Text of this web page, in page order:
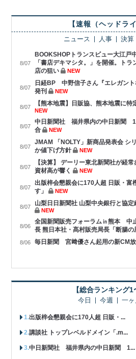
【速報（ヘッドラ
ニュース 人事 決算
8/07
BOOKSHOPトランスビュー大江
「書店デキマシタ。」を開催。ト
店の狙い
NEW
8/07
日経BP 中野信子さん『エレガン
発刊
NEW
8/07 【熊本地震】日販協、熊本地震に
NEW
8/07
中日新聞社 福井県内の中日新聞
合
NEW
8/07
JMAM 「NOLTY」新商品発表会 シ
か値下げ方針
NEW
8/07
【決算】 デーリー東北新聞社が経
資材高が響く
NEW
8/07
出版梓会懇親会に170人超 日販・富
す」
NEW
8/07 山梨日日新聞社 山梨中央銀行と協
NEW
8/06
全国新聞販売フォーラム㏌熊本 中
長 熊日本社・髙村販売局長「断腸の
8/06 毎日新聞 宮﨑優さん起用の新CM
【総合ランキング1
今日 今週 一ヶ
出版梓会懇親会に170人超 日販・...
講談社 トップレベルドメイン「.m...
中日新聞社 福井県内の中日新聞 1...